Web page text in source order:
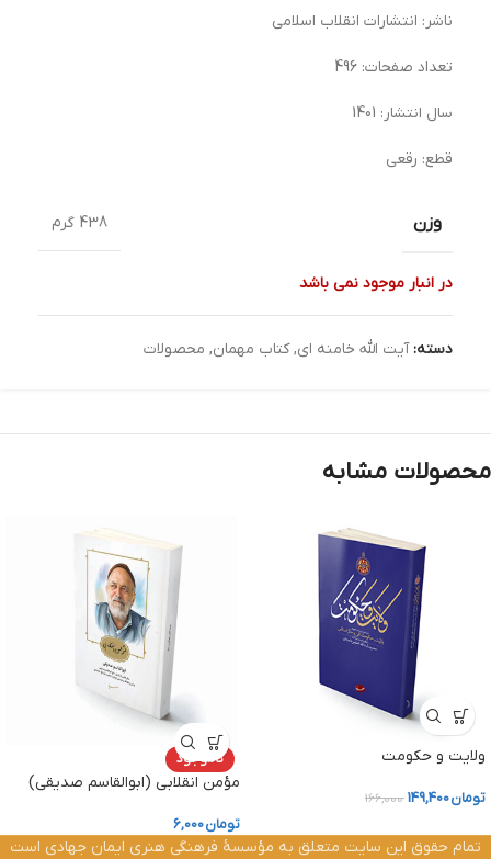
ناشر: انتشارات انقلاب اسلامی
تعداد صفحات: 496
سال انتشار: 1401
قطع: رقعی
وزن 438 گرم
در انبار موجود نمی باشد
دسته: آیت الله خامنه ای, کتاب مهمان, محصولات
محصولات مشابه
ولایت و حکومت
166,000149,400تومان
ناموجود
مؤمن انقلابی (ابوالقاسم صدیقی)
6,000تومان
تمام حقوق این سایت متعلق به مؤسسۀ فرهنگی هنری ایمان جهادی است